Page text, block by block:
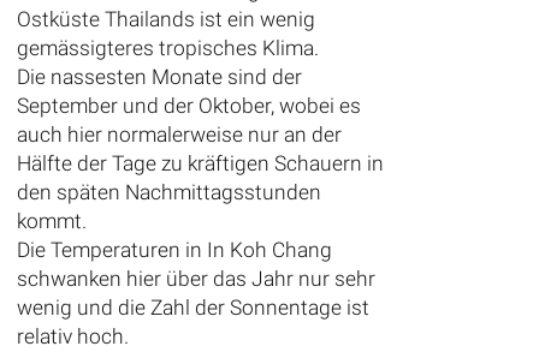
Ostküste Thailands ist ein wenig
gemässigteres tropisches Klima.
Die nassesten Monate sind der
September und der Oktober, wobei es
auch hier normalerweise nur an der
Hälfte der Tage zu kräftigen Schauern in
den späten Nachmittagsstunden
kommt.
Die Temperaturen in In Koh Chang
schwanken hier über das Jahr nur sehr
wenig und die Zahl der Sonnentage ist
relativ hoch.